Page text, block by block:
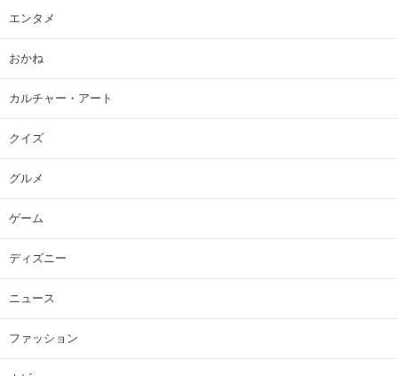
エンタメ
おかね
カルチャー・アート
クイズ
グルメ
ゲーム
ディズニー
ニュース
ファッション